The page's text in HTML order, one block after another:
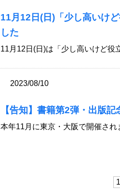
11月12日(日)「少し高いけ
した
11月12日(日)は「少し高いけど役
2023/08/10
【告知】書籍第2弾・出版
本年11月に東京・大阪で開催さ